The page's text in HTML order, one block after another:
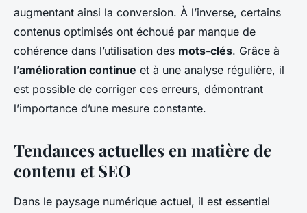
augmentant ainsi la conversion. À l’inverse, certains
contenus optimisés ont échoué par manque de
cohérence dans l’utilisation des mots-clés. Grâce à
l’amélioration continue et à une analyse régulière, il
est possible de corriger ces erreurs, démontrant
l’importance d’une mesure constante.
Tendances actuelles en matière de
contenu et SEO
Dans le paysage numérique actuel, il est essentiel